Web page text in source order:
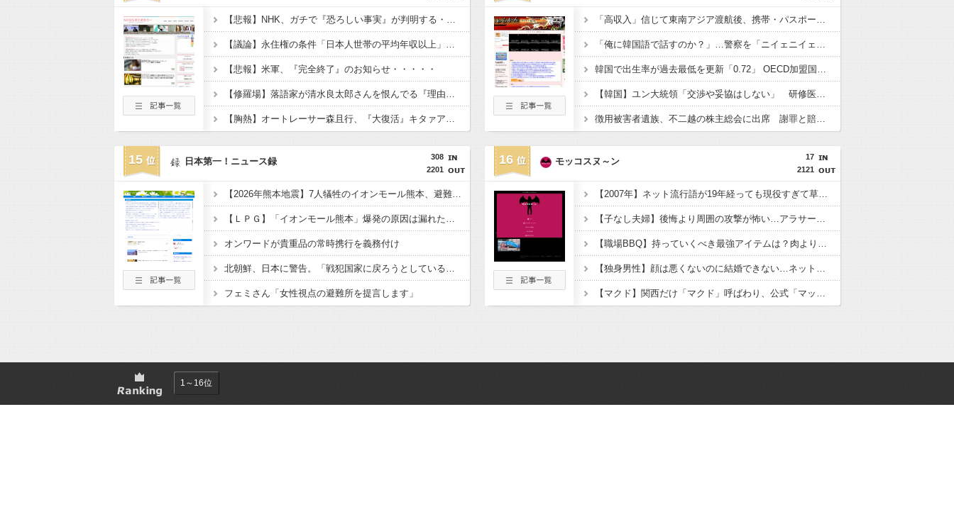
【悲報】NHK、ガチで『恐ろしい事実』が判明する・・・・・
【議論】永住権の条件「日本人世帯の平均年収以上」←これ日本人の半分もクリアできないだろ
【悲報】米軍、『完全終了』のお知らせ・・・・・
【修羅場】落語家が清水良太郎さんを恨んでる『理由』、ガチでヤバイ・・・・・
【胸熱】オートレーサー森且行、『大復活』キタァアアアーーーー！！
「高収入」信じて東南アジア渡航後、携帯・パスポート奪われ監禁…韓国人の被害急増
「俺に韓国語で話すのか？」…警察を「ニイェニイェニイェ」とからかう韓国滞在外国人の投稿動画が物議
韓国で出生率が過去最低を更新「0.72」 OECD加盟国で唯一 1を下回る
【韓国】ユン大統領「交渉や妥協はしない」 研修医集団ボイコット受け
徴用被害者遺族、不二越の株主総会に出席 謝罪と賠償求める
15
308
2201
日本第一！ニュース録
【2026年熊本地震】7人犠牲のイオンモール熊本、避難後になぜ再入館? 生存したテナント従業員ら証言、浮かび上がる実態
【ＬＰＧ】「イオンモール熊本」爆発の原因は漏れた液化石油ガスか…経産省、全国の大規模施設でガス供給設備の点検要請
オンワードが貴重品の常時携行を義務付け
北朝鮮、日本に警告。「戦犯国家に戻ろうとしている日本に軍事的選択肢を検討」
フェミさん「女性視点の避難所を提言します」
16
17
2121
モッコスヌ～ン
【2007年】ネット流行語が19年経っても現役すぎて草！ヌクモリティからアサヒるまで徹底解説
【子なし夫婦】後悔より周囲の攻撃が怖い…アラサー夫婦の本音
【職場BBQ】持っていくべき最強アイテムは？肉より喜ばれる意外なもの
【独身男性】顔は悪くないのに結婚できない…ネット民の本音と自己責任論の逆説
【マクド】関西だけ「マクド」呼ばわり、公式「マック」との断絶が示す地域文化の逆説
1～16位